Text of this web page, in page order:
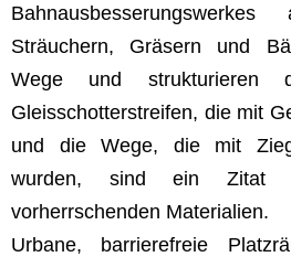
Sträuchern, Gräsern und
Wege und strukturieren
Gleisschotterstreifen, die mit
und die Wege, die mit
wurden, sind ein Zitat
vorherrschenden Materialien.
Urbane, barrierefreie